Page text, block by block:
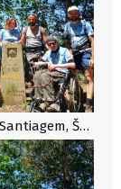
12 km před Santiagem, Španělsko, foto: archiv projektu Camino na kolečkách